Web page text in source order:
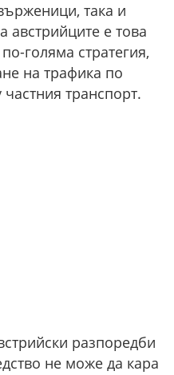
така и
австрийците е това
голяма стратегия,
на трафика по
транспорт.
разпоредби
не може да кара